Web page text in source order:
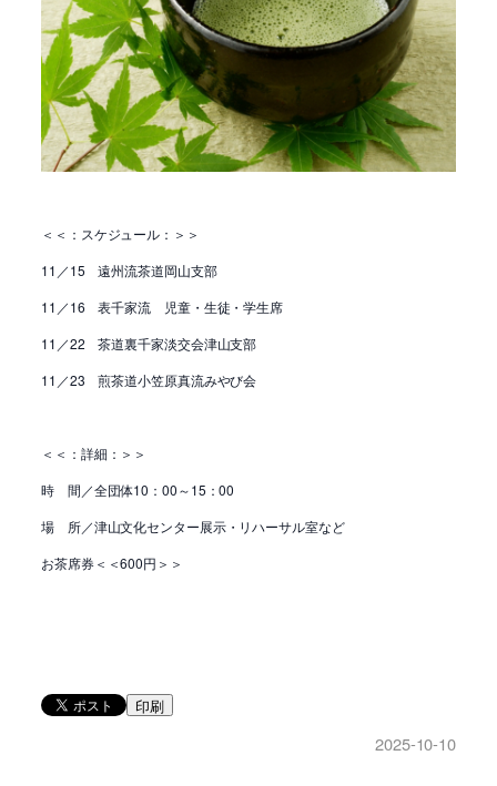
＜＜：スケジュール：＞＞
11／15 遠州流茶道岡山支部
11／16 表千家流 児童・生徒・学生席
11／22 茶道裏千家淡交会津山支部
11／23 煎茶道小笠原真流みやび会
＜＜：詳細：＞＞
時 間／全団体10：00～15：00
場 所／津山文化センター展示・リハーサル室など
お茶席券＜＜600円＞＞
印刷
2025-10-10